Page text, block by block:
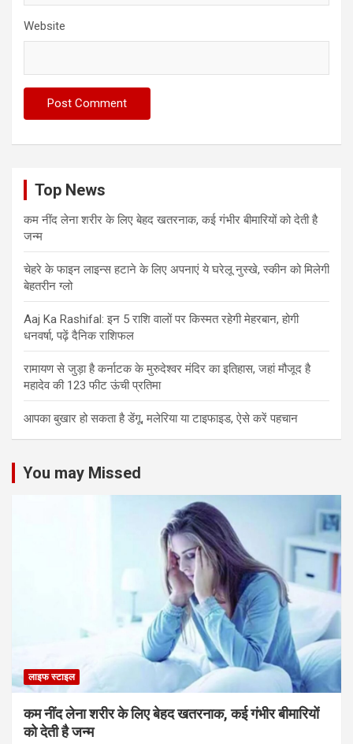
Website
Top News
कम नींद लेना शरीर के लिए बेहद खतरनाक, कई गंभीर बीमारियों को देती है
जन्म
चेहरे के फाइन लाइन्स हटाने के लिए अपनाएं ये घरेलू नुस्खे, स्कीन को मिलेगी
बेहतरीन ग्लो
Aaj Ka Rashifal: इन 5 राशि वालों पर किस्मत रहेगी मेहरबान, होगी
धनवर्षा, पढ़ें दैनिक राशिफल
रामायण से जुड़ा है कर्नाटक के मुरुदेश्वर मंदिर का इतिहास, जहां मौजूद है
महादेव की 123 फीट ऊंची प्रतिमा
आपका बुखार हो सकता है डेंगू, मलेरिया या टाइफाइड, ऐसे करें पहचान
You may Missed
लाइफ स्टाइल
कम नींद लेना शरीर के लिए बेहद खतरनाक, कई गंभीर बीमारियों
को देती है जन्म